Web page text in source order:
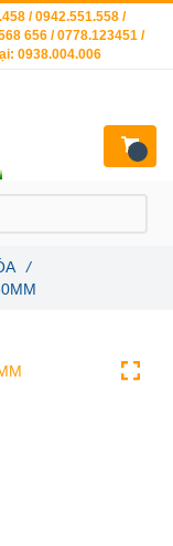
/
/ 0942.551.558 /
656 / 0778.123451 /
0938.004.006